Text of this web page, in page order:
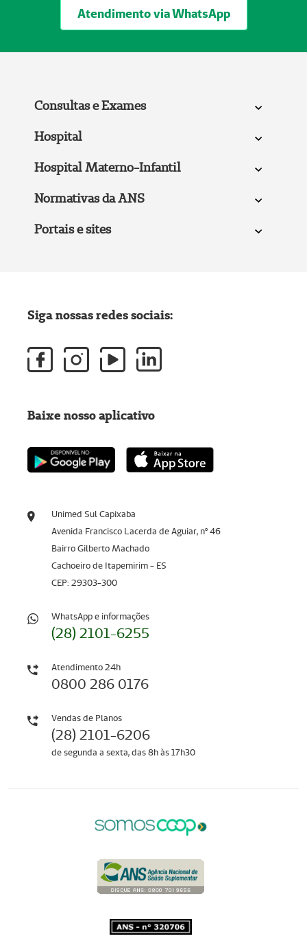
Atendimento via WhatsApp
Consultas e Exames
Hospital
Hospital Materno-Infantil
Normativas da ANS
Portais e sites
Unimed Sul Capixaba
Avenida Francisco Lacerda de Aguiar, nº 46
Bairro Gilberto Machado
Cachoeiro de Itapemirim - ES
CEP: 29303-300
WhatsApp e informações
(28) 2101-6255
Atendimento 24h
0800 286 0176
Vendas de Planos
(28) 2101-6206
de segunda a sexta, das 8h às 17h30
Siga nossas redes sociais:
Baixe nosso aplicativo